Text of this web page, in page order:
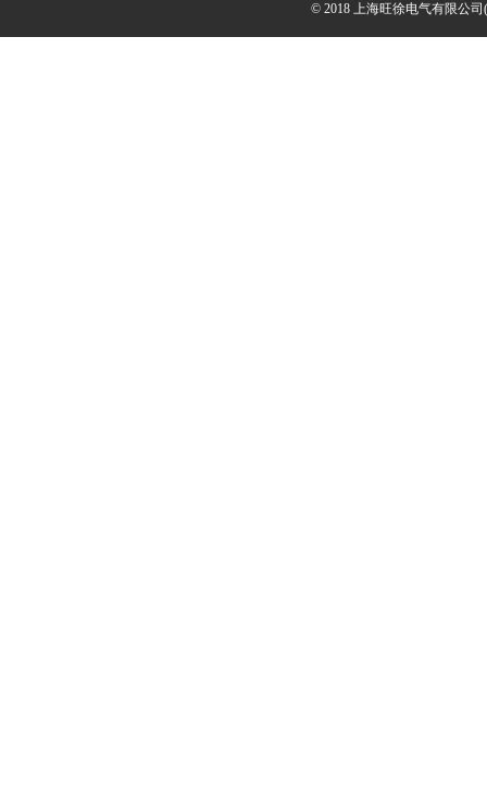
© 2018 上海旺徐电气有限公司